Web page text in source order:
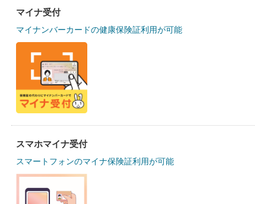
マイナ受付
マイナンバーカードの健康保険証利用が可能
スマホマイナ受付
スマートフォンのマイナ保険証利用が可能